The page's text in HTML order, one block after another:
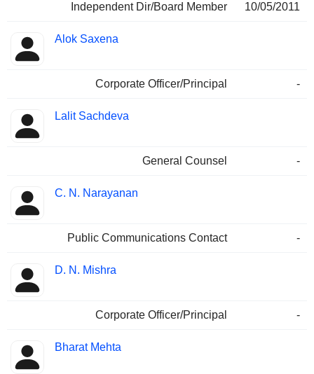
Independent Dir/Board Member
10/05/2011
Alok Saxena
Corporate Officer/Principal -
Lalit Sachdeva
General Counsel -
C. N. Narayanan
Public Communications Contact -
D. N. Mishra
Corporate Officer/Principal -
Bharat Mehta